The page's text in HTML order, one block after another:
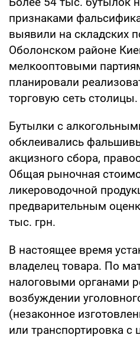
признаками
выявили на складских
Оболонском районе
мелкооптовыми
планировали
торговую сеть столицы.
Бутылки с
обклеивались
акцизного сбора,
Общая рыночная
ликероводочной
предварительным
тыс. грн.
В настоящее время
владелец товара. По
налоговыми органами
возбуждении
(незаконное
или транспортировка с